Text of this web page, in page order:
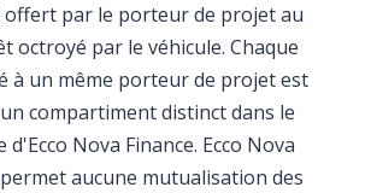
offert par le porteur de projet au
octroyé par le véhicule. Chaque
à un même porteur de projet est
compartiment distinct dans le
Nova Finance. Ecco Nova
aucune mutualisation des